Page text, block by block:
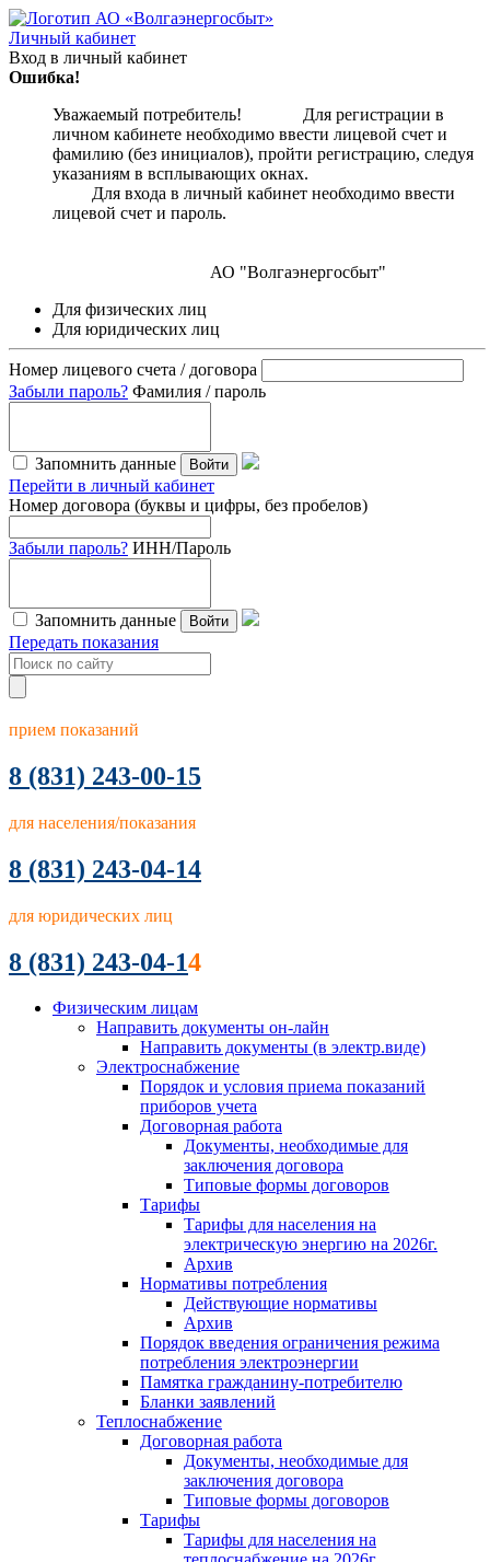
Личный кабинет
Вход в личный кабинет
Ошибка!
Уважаемый потребитель! Для регистрации в
личном кабинете необходимо ввести лицевой счет и
фамилию (без инициалов), пройти регистрацию, следуя
указаниям в всплывающих окнах.
Для входа в личный кабинет необходимо ввести
лицевой счет и пароль.
АО "Волгаэнергосбыт"
Для физических лиц
Для юридических лиц
Номер лицевого счета / договора
Забыли пароль? Фамилия / пароль
Запомнить данные Войти
Перейти в личный кабинет
Номер договора (буквы и цифры, без пробелов)
Забыли пароль? ИНН/Пароль
Запомнить данные Войти
Передать показания
прием показаний
8 (831) 243-00-15
для населения/показания
8 (831) 243-04-14
для юридических лиц
8 (831) 243-04-14
Физическим лицам
Направить документы он-лайн
Направить документы (в электр.виде)
Электроснабжение
Порядок и условия приема показаний
приборов учета
Договорная работа
Документы, необходимые для
заключения договора
Типовые формы договоров
Тарифы
Тарифы для населения на
электрическую энергию на 2026г.
Архив
Нормативы потребления
Действующие нормативы
Архив
Порядок введения ограничения режима
потребления электроэнергии
Памятка гражданину-потребителю
Бланки заявлений
Теплоснабжение
Договорная работа
Документы, необходимые для
заключения договора
Типовые формы договоров
Тарифы
Тарифы для населения на